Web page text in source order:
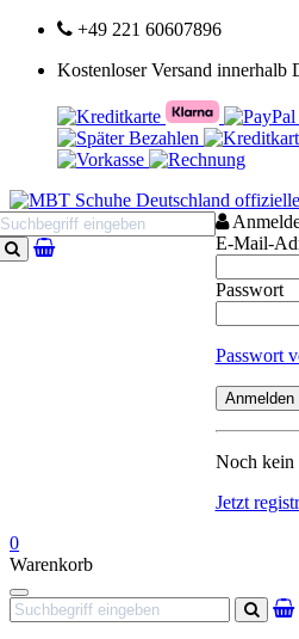
+49 221 60607896
Kostenloser Versand innerhalb
Suchen
E-Mail-
Passwort
Passwort
Noch kein
Jetzt
0
Warenkorb
Navigation
Suchen